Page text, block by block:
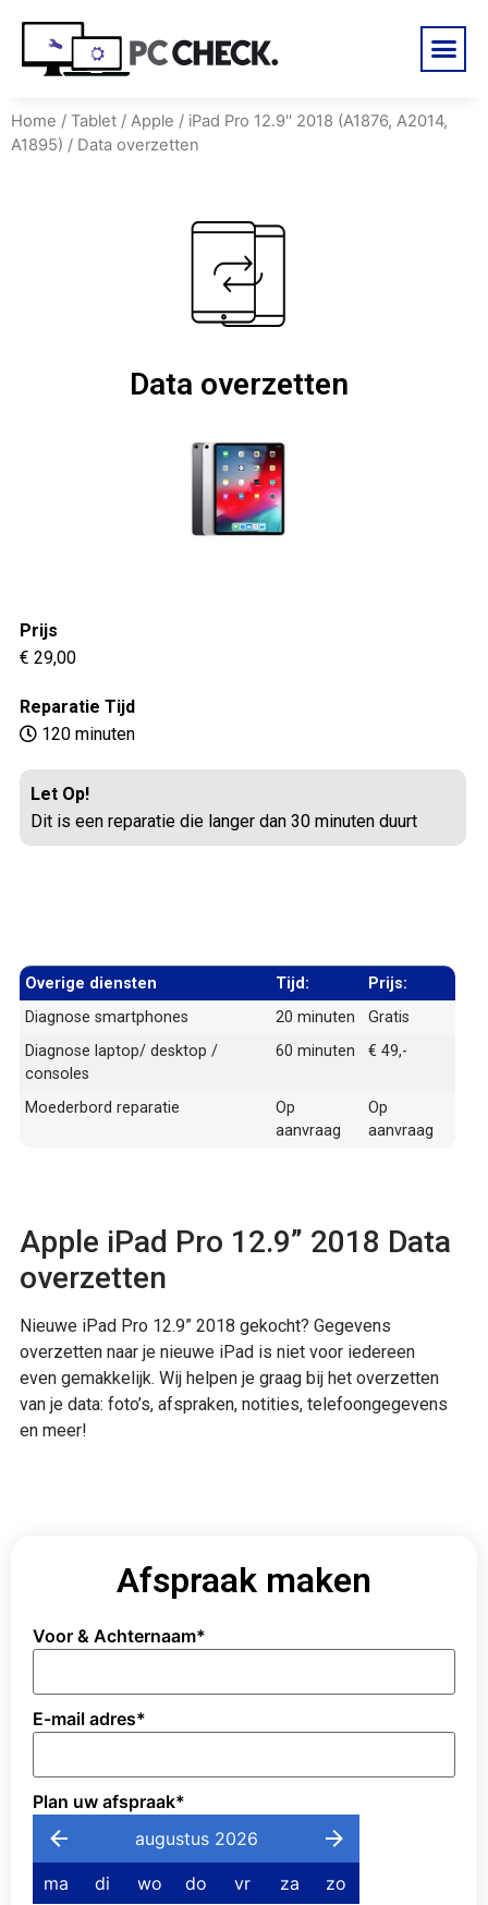
Home / Tablet / Apple / iPad Pro 12.9'' 2018 (A1876, A2014,
A1895) / Data overzetten
Data overzetten
Prijs
€ 29,00
Reparatie Tijd
120 minuten
Let Op!
Dit is een reparatie die langer dan 30 minuten duurt
Overige diensten Tijd:
Prijs:
Diagnose smartphones
20 minuten
Gratis
Diagnose laptop/ desktop /
consoles
60 minuten € 49,-
Moederbord reparatie
Op
aanvraag
Op
aanvraag
Apple iPad Pro 12.9” 2018 Data
overzetten
Nieuwe iPad Pro 12.9” 2018 gekocht? Gegevens
overzetten naar je nieuwe iPad is niet voor iedereen
even gemakkelijk. Wij helpen je graag bij het overzetten
van je data: foto’s, afspraken, notities, telefoongegevens
en meer!
Afspraak maken
Voor & Achternaam*
E-mail adres*
Plan uw afspraak*
augustus 2026
ma di wo do vr za
zo